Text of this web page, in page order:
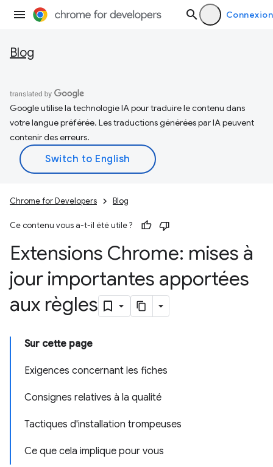
Connexion
Blog
Google utilise la technologie IA pour traduire le contenu dans
votre langue préférée. Les traductions générées par IA peuvent
contenir des erreurs.
Chrome for Developers Blog
Ce contenu vous a-t-il été utile ?
Extensions Chrome: mises à
jour importantes apportées
aux règles
Sur cette page
Exigences concernant les fiches
Consignes relatives à la qualité
Tactiques d'installation trompeuses
Ce que cela implique pour vous